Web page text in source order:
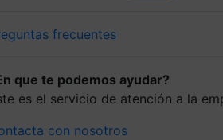
frecuentes
que te podemos ayudar?
es el servicio de atención a la
con nosotros